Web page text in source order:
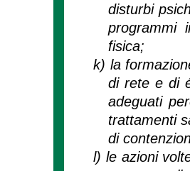
disturbi
programmi
fisica;
k) la
di rete e di
adeguati
trattamenti
di
l) le azioni